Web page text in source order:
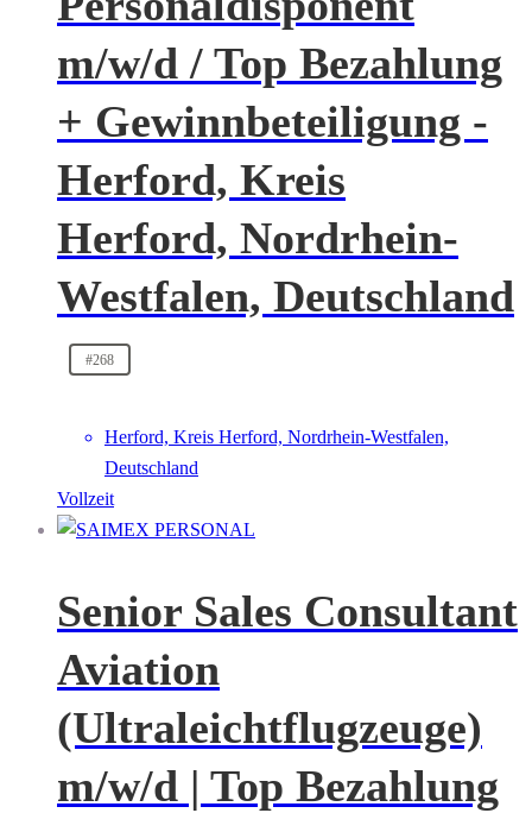
m/w/d / Top Bezahlung
+ Gewinnbeteiligung -
Herford, Kreis
Herford, Nordrhein-
Westfalen, Deutschland
#268
Herford, Kreis Herford, Nordrhein-Westfalen,
Deutschland
Vollzeit
Senior Sales Consultant
Aviation
(Ultraleichtflugzeuge)
m/w/d | Top Bezahlung